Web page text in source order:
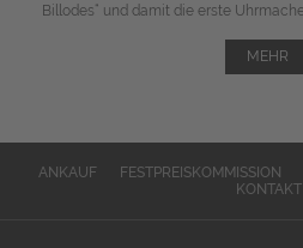
Billodes“ und damit die erste
MEHR
ANKAUF FESTPREISKOMMISSION
KONTAKT